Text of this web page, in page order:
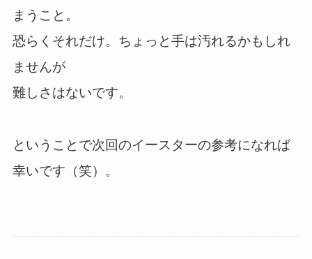
まうこと。
恐らくそれだけ。ちょっと手は汚れるかもしれ
ませんが
難しさはないです。
ということで次回のイースターの参考になれば
幸いです（笑）。